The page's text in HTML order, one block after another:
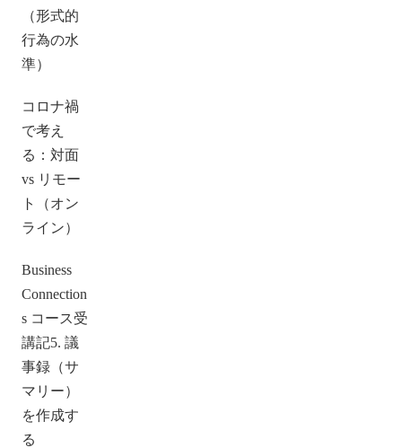
（形式的
行為の水
準）
コロナ禍
で考え
る：対面
vs リモー
ト（オン
ライン）
Business
Connection
s コース受
講記5. 議
事録（サ
マリー）
を作成す
る